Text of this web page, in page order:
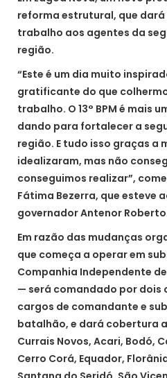
reforma estrutural, que
trabalho aos agentes da
região.
“Este é um dia muito
gratificante do que
trabalho. O 13° BPM é mais
dando para fortalecer a
região. E tudo isso graças a
idealizaram, mas não
conseguimos realizar”,
Fátima Bezerra, que esteve
governador Antenor
Em razão das mudanças
que começa a operar em
Companhia Independente
— será comandado por dois
cargos de comandante e
batalhão, e dará cobertura
Currais Novos, Acari, Bodó,
Cerro Corá, Equador,